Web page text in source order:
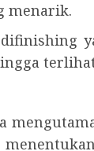
menarik.